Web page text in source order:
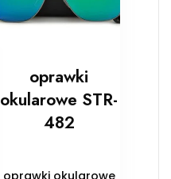
oprawki
okularowe STR-
482